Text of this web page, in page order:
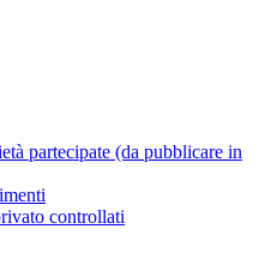
partecipate (da pubblicare in
controllati